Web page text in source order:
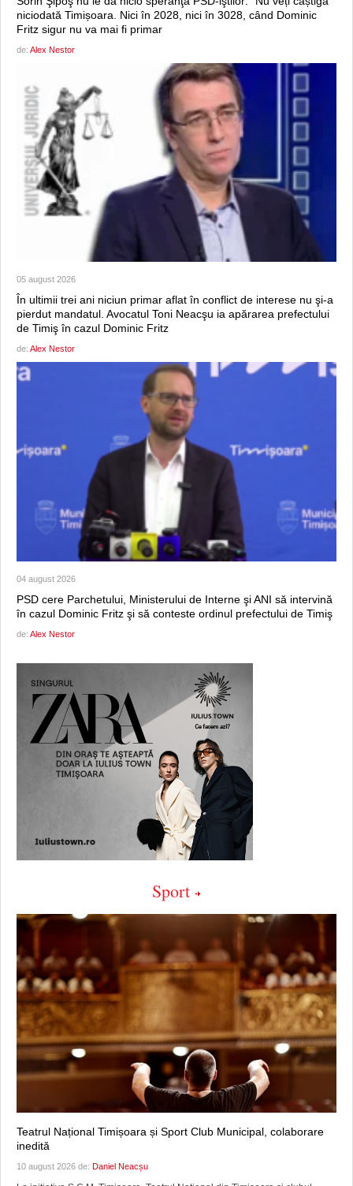
niciodată Timișoara. Nici în 2028, nici în 3028, când Dominic
Fritz sigur nu va mai fi primar
de: Alex Nestor
05 august 2026
În ultimii trei ani niciun primar aflat în conflict de interese nu şi-a
pierdut mandatul. Avocatul Toni Neacşu ia apărarea prefectului
de Timiş în cazul Dominic Fritz
de: Alex Nestor
04 august 2026
PSD cere Parchetului, Ministerului de Interne şi ANI să intervină
în cazul Dominic Fritz şi să conteste ordinul prefectului de Timiş
de: Alex Nestor
Sport
Teatrul Național Timișoara și Sport Club Municipal, colaborare
inedită
10 august 2026 de: Daniel Neacșu